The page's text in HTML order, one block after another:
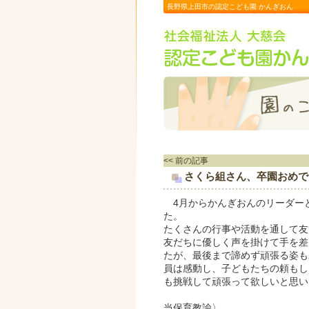
長野県上田市の認定こども園 かんぎおん
<< 前の記事
さくら組さん、卒園おめで
4月からかんぎおんのリーダー
た。
たくさんの行事や活動を通して
友だちに優しく声を掛けて手を
たが、最後まで諦めず頑張る姿
員は感動し、子どもたちの頼も
も挑戦して頑張って欲しいと思い
〈